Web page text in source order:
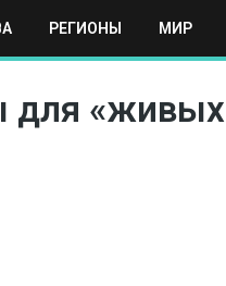
РЕГИОНЫ МИР
для «живых